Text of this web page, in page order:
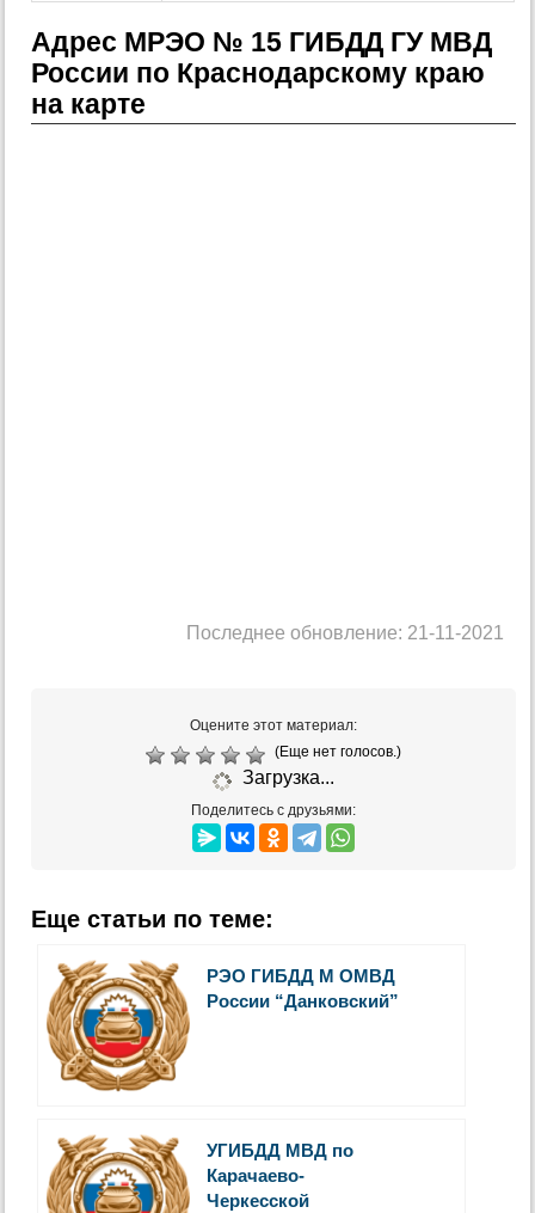
Адрес МРЭО № 15 ГИБДД ГУ МВД
России по Краснодарскому краю
на карте
Последнее обновление: 21-11-2021
Оцените этот материал:
(Еще нет голосов.)
Загрузка...
Поделитесь с друзьями:
Еще статьи по теме:
РЭО ГИБДД М ОМВД
России “Данковский”
УГИБДД МВД по
Карачаево-
Черкесской